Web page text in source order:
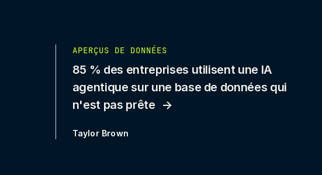
APERÇUS DE DONNÉES
85 % des entreprises utilisent une IA
agentique sur une base de données qui
n'est pas prête
Taylor Brown